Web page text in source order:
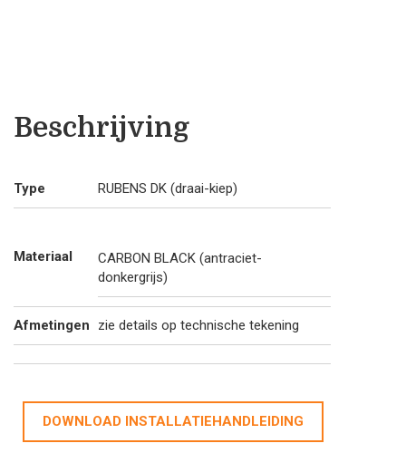
Beschrijving
Type RUBENS DK (draai-kiep)
Materiaal
CARBON BLACK (antraciet-
donkergrijs)
Afmetingen zie details op technische tekening
DOWNLOAD INSTALLATIEHANDLEIDING